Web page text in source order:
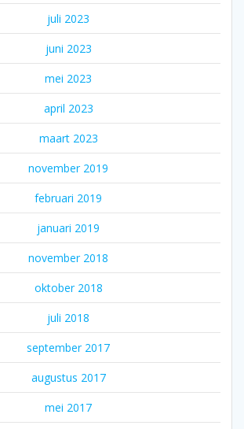
juli 2023
juni 2023
mei 2023
april 2023
maart 2023
november 2019
februari 2019
januari 2019
november 2018
oktober 2018
juli 2018
september 2017
augustus 2017
mei 2017